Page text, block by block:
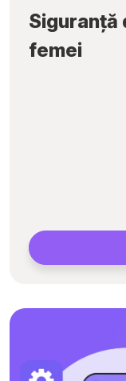
Siguranță
femei